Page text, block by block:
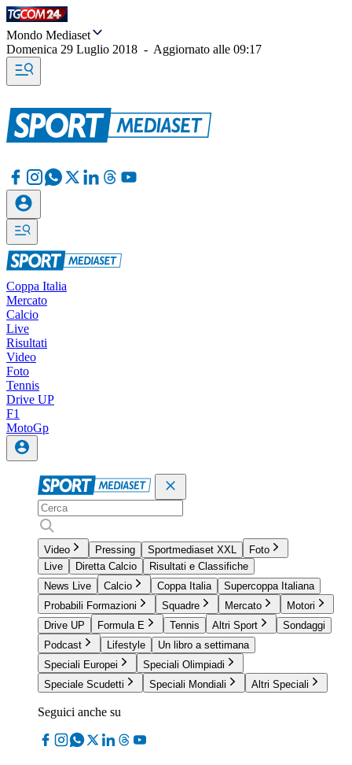
Mondo Mediaset
Domenica 29 Luglio 2018 - Aggiornato alle 09:17
Coppa Italia
Mercato
Calcio
Live
Risultati
Video
Foto
Tennis
Drive UP
F1
MotoGp
Video Pressing Sportmediaset XXL
Foto
Live
Diretta Calcio
Risultati e Classifiche
News Live
Calcio Coppa Italia
Supercoppa Italiana
Probabili Formazioni
Squadre Mercato
Motori
Drive UP
Formula E Tennis Altri Sport
Sondaggi
Podcast
Lifestyle
Un libro a settimana
Speciali Europei
Speciali Olimpiadi
Speciale Scudetti
Speciali Mondiali Altri Speciali
Seguici anche su